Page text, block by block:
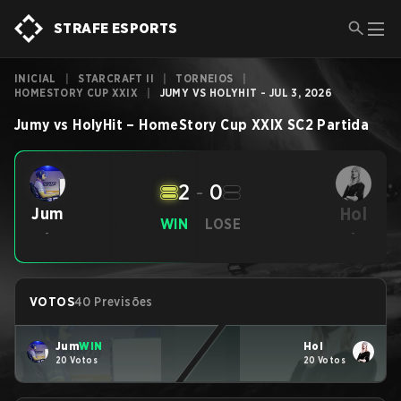
STRAFE ESPORTS
INICIAL STARCRAFT II TORNEIOS
HOMESTORY CUP XXIX
JUMY VS HOLYHIT - JUL 3, 2026
Jumy vs HolyHit – HomeStory Cup XXIX SC2 Partida
Jum
-
WIN
2 - 0
LOSE Hol
-
VOTOS40 Previsões
JumWIN
20 Votos
Hol
20 Votos